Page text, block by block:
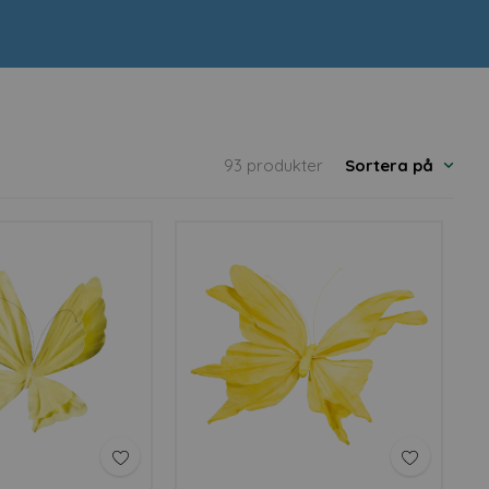
93 produkter Sortera på